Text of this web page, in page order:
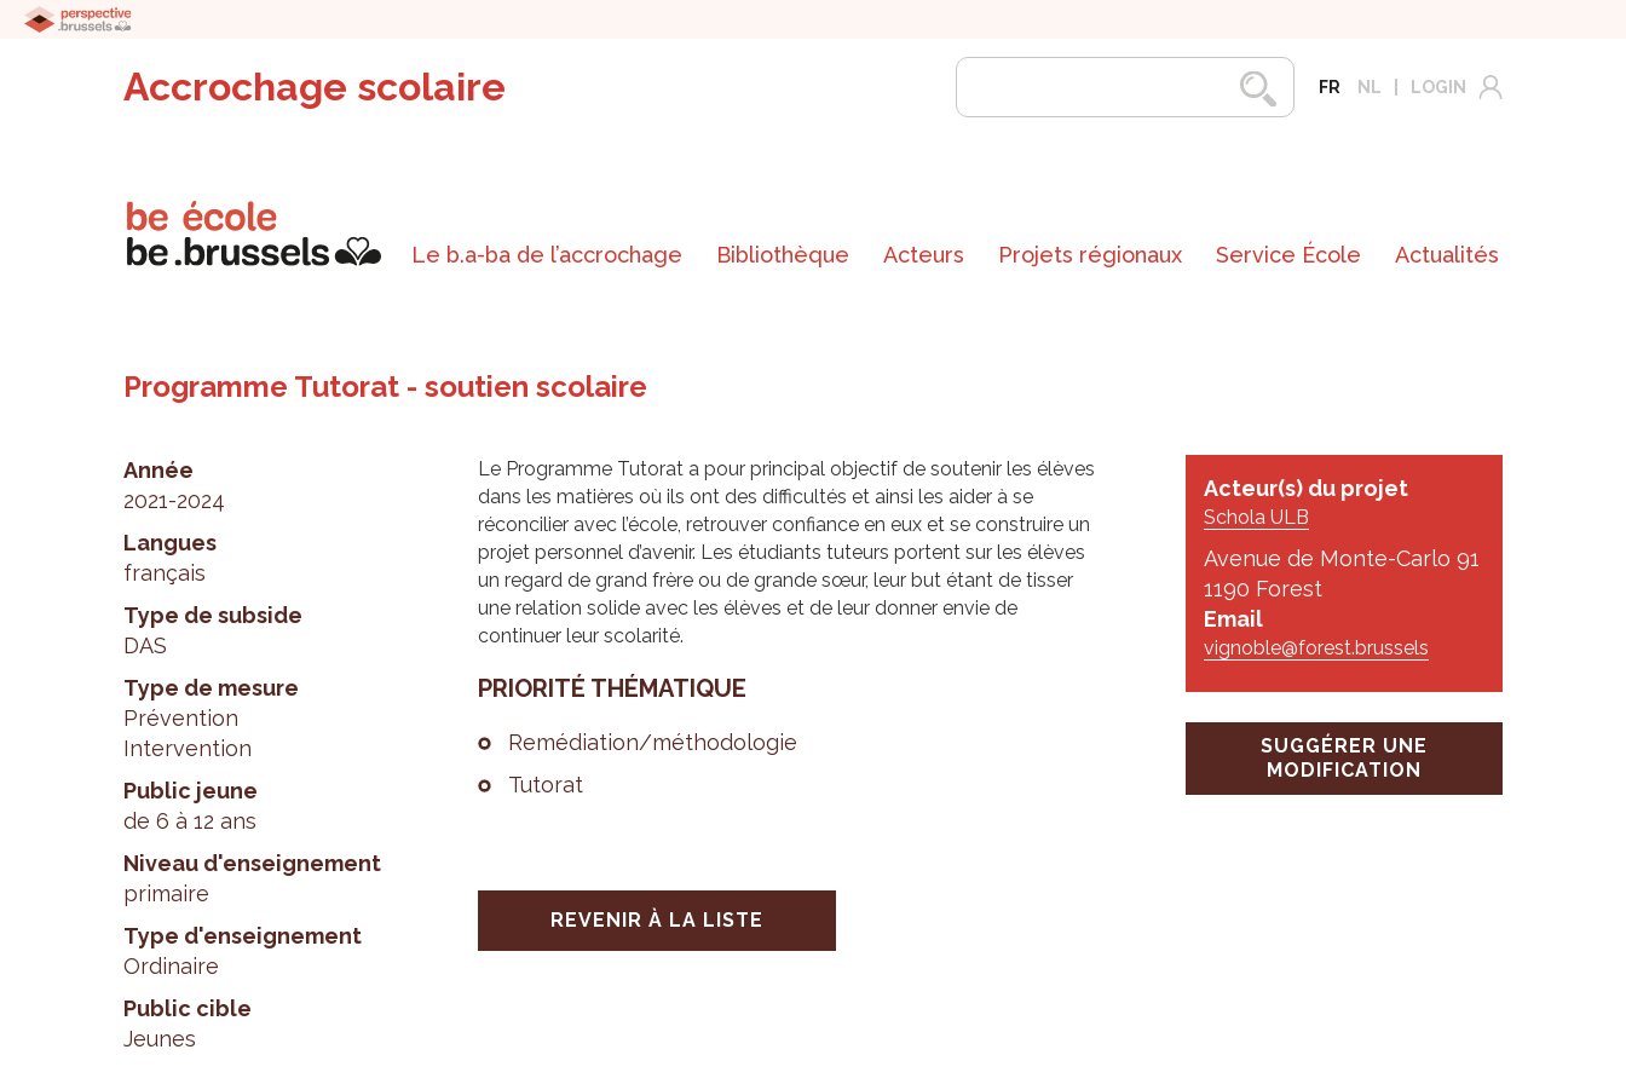
Accrochage scolaire FR NL LOGIN
Le b.a-ba de l’accrochage Bibliothèque Acteurs Projets régionaux Service École Actualités
Programme Tutorat - soutien scolaire
Année
2021-2024
Langues
français
Type de subside
DAS
Type de mesure
Prévention
Intervention
Public jeune
de 6 à 12 ans
Niveau d'enseignement
primaire
Type d'enseignement
Ordinaire
Public cible
Jeunes
Acteur(s) du projet
Schola ULB
Avenue de Monte-Carlo 91
1190 Forest
Email
vignoble@forest.brussels
SUGGÉRER UNE
MODIFICATION
Le Programme Tutorat a pour principal objectif de soutenir les élèves
dans les matières où ils ont des difficultés et ainsi les aider à se
réconcilier avec l’école, retrouver confiance en eux et se construire un
projet personnel d’avenir. Les étudiants tuteurs portent sur les élèves
un regard de grand frère ou de grande sœur, leur but étant de tisser
une relation solide avec les élèves et de leur donner envie de
continuer leur scolarité.
PRIO­RITÉ THÉ­MA­TIQUE
Remé­dia­tion/métho­do­lo­gie
Tuto­rat
REVENIR À LA LISTE